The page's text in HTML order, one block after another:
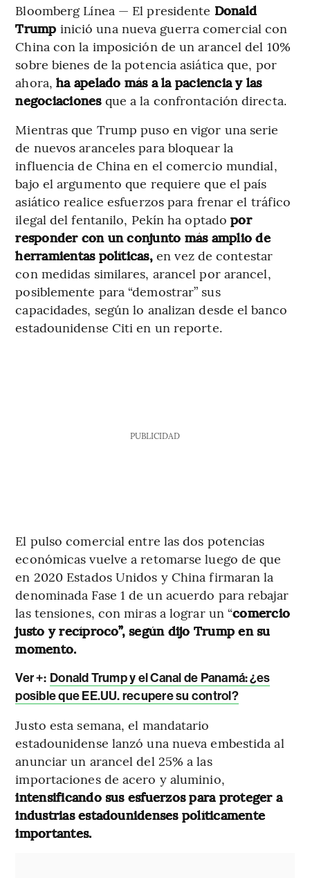
Bloomberg Línea — El presidente Donald
Trump inició una nueva guerra comercial con
China con la imposición de un arancel del 10%
sobre bienes de la potencia asiática que, por
ahora,ha apelado más a la paciencia y las
negociaciones que a la confrontación directa.
Mientras que Trump puso en vigor una serie
de nuevos aranceles para bloquear la
influencia de China en el comercio mundial,
bajo el argumento que requiere que el país
asiático realice esfuerzos para frenar el tráfico
ilegal del fentanilo, Pekín ha optadopor
responder con un conjunto más amplio de
herramientas políticas,en vez de contestar
con medidas similares, arancel por arancel,
posiblemente para “demostrar” sus
capacidades, según lo analizan desde el banco
estadounidense Citi en un reporte.
PUBLICIDAD
El pulso comercial entre las dos potencias
económicas vuelve a retomarse luego de que
en 2020 Estados Unidos y China firmaran la
denominada Fase 1 de un acuerdo para rebajar
las tensiones, con miras a lograr un “comercio
justo y recíproco”, según dijo Trump en su
momento.
Ver +: Donald Trump y el Canal de Panamá: ¿es
posible que EE.UU. recupere su control?
Justo esta semana, el mandatario
estadounidense lanzó una nueva embestida al
anunciar un arancel del 25% a las
importaciones de acero y aluminio,
intensificando sus esfuerzos para proteger a
industrias estadounidenses políticamente
importantes.